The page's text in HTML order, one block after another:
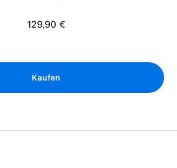
Regulärer Preis:
129,90 €
Kaufen